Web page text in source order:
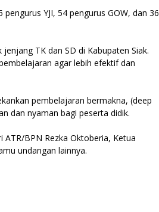
YJI, 54 pengurus GOW, dan 36
TK dan SD di Kabupaten Siak.
agar lebih efektif dan
pembelajaran bermakna, (deep
dan nyaman bagi peserta didik.
ATR/BPN Rezka Oktoberia, Ketua
undangan lainnya.